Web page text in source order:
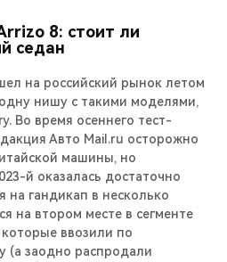
8: стоит ли
седан
на российский рынок летом
нишу с такими моделями,
Во время осеннего тест-
Авто Mail.ru осторожно
машины, но
й оказалась достаточно
на гандикап в несколько
на втором месте в сегменте
которые ввозили по
(а заодно распродали